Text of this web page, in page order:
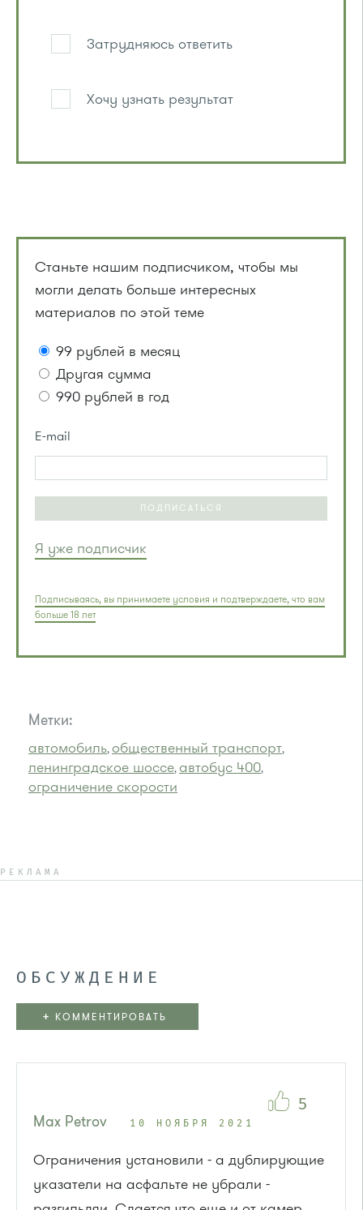
Затрудняюсь ответить
Хочу узнать результат
Станьте нашим подписчиком, чтобы мы
могли делать больше интересных
материалов по этой теме
99 рублей в месяц
Другая сумма
990 рублей в год
E-mail
ПОДПИСАТЬСЯ
Я уже подписчик
Подписываясь, вы принимаете условия и подтверждаете, что вам
больше 18 лет
Метки:
автомобиль,общественный транспорт,
ленинградское шоссе,автобус 400,
ограничение скорости
РЕКЛАМА
ОБСУЖДЕНИЕ
+ КОММЕНТИРОВАТЬ
Max Petrov 10 НОЯБРЯ 2021
Ограничения установили - а дублирующие
указатели на асфальте не убрали -
5